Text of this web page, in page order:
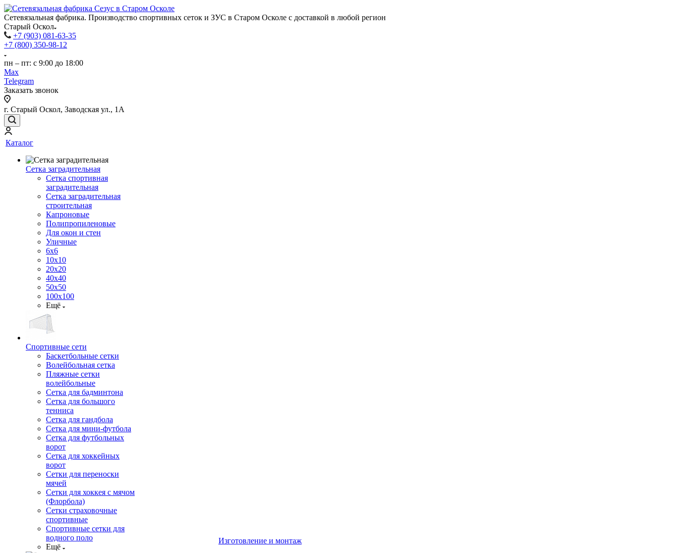
Сетевязальная фабрика. Производство спортивных сеток и ЗУС в Старом Осколе с доставкой в любой регион
Старый Оскол
+7 (903) 081-63-35
+7 (800) 350-98-12
пн – пт: с 9:00 до 18:00
Max
Telegram
Заказать звонок
г. Старый Оскол, Заводская ул., 1А
Каталог
Сетка заградительная
Сетка спортивная
заградительная
Сетка заградительная
строительная
Капроновые
Полипропиленовые
Для окон и стен
Уличные
6х6
10х10
20х20
40х40
50х50
100х100
Ещё
Спортивные сети
Баскетбольные сетки
Волейбольная сетка
Пляжные сетки
волейбольные
Сетка для бадминтона
Сетка для большого
тенниса
Сетка для гандбола
Сетка для мини-футбола
Сетка для футбольных
ворот
Сетка для хоккейных
ворот
Сетки для переноски
мячей
Сетки для хоккея с мячом
(Флорбола)
Сетки страховочные
спортивные
Спортивные сетки для
водного поло
Ещё
Изготовление и монтаж